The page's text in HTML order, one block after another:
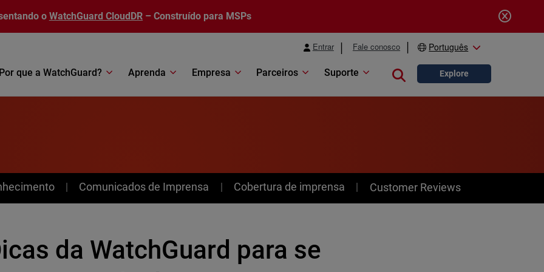
o WatchGuard CloudDR – Construído para MSPs
Entrar Fale conosco Português
Por que a WatchGuard? Aprenda Empresa Parceiros Suporte Close search
Explore
Comunicados de Imprensa Cobertura de imprensa Customer Reviews
da WatchGuard para se